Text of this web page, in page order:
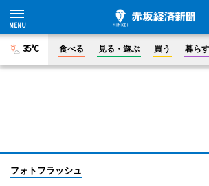
35°C 食べる 見る・遊ぶ 買う 暮ら
フォトフラッシュ